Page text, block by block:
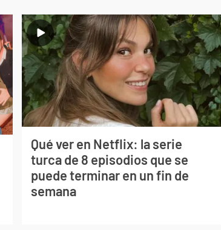
Qué ver en Netflix: la serie
turca de 8 episodios que se
puede terminar en un fin de
semana